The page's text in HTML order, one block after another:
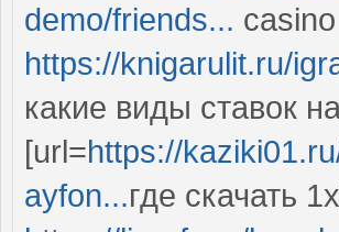
demo/friends...
https://knigarulit.ru/
какие виды ставок
[url=https://
ayfon...где скачать